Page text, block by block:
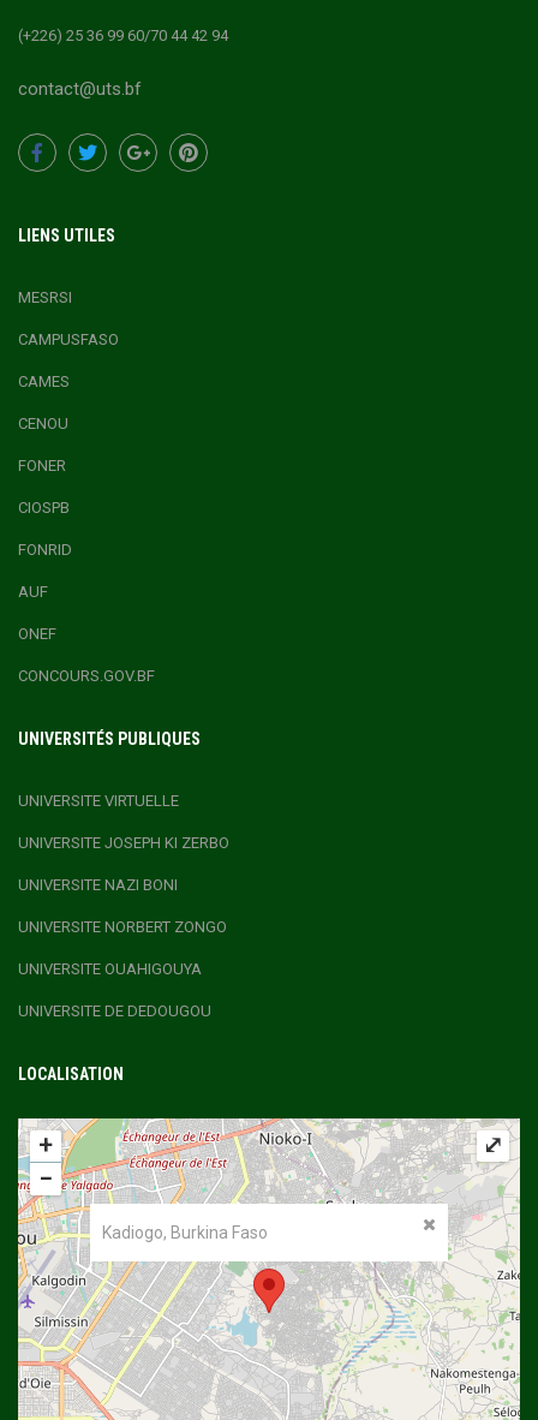
(+226) 25 36 99 60/70 44 42 94
contact@uts.bf
LIENS UTILES
MESRSI
CAMPUSFASO
CAMES
CENOU
FONER
CIOSPB
FONRID
AUF
ONEF
CONCOURS.GOV.BF
UNIVERSITÉS PUBLIQUES
UNIVERSITE VIRTUELLE
UNIVERSITE JOSEPH KI ZERBO
UNIVERSITE NAZI BONI
UNIVERSITE NORBERT ZONGO
UNIVERSITE OUAHIGOUYA
UNIVERSITE DE DEDOUGOU
LOCALISATION
Kadiogo, Burkina Faso
+
−
⤢